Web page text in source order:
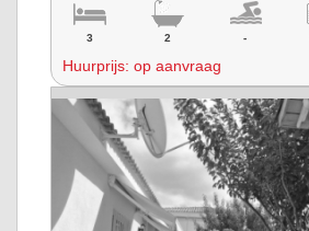
3 2 -
Huurprijs: op aanvraag